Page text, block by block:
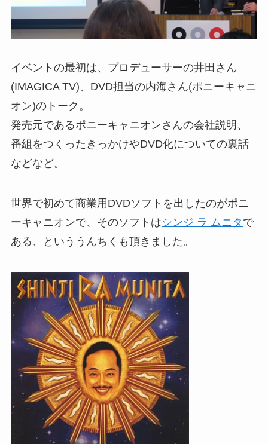
イベントの最初は、プロデューサーの井田さん
(IMAGICA TV)、DVD担当の内海さん(ポニーキャニ
オン)のトーク。
発売元であるポニーキャニオンさんの会社説明、
番組をつくったきっかけやDVD化についての裏話
などなど。
世界で初めて商業用DVDソフトを出したのがポニ
ーキャニオンで、そのソフトはシンジ ラ ムニタ で
ある、といううんちくも頂きました。